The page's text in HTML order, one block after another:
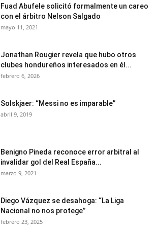
Fuad Abufele solicitó formalmente un careo
con el árbitro Nelson Salgado
mayo 11, 2021
Jonathan Rougier revela que hubo otros
clubes hondureños interesados en él...
febrero 6, 2026
Solskjaer: “Messi no es imparable”
abril 9, 2019
Benigno Pineda reconoce error arbitral al
invalidar gol del Real España...
marzo 9, 2021
Diego Vázquez se desahoga: “La Liga
Nacional no nos protege”
febrero 23, 2025